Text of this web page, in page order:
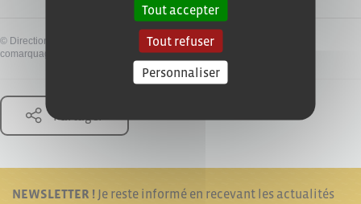
© Direction de l'information légale et administrative
comarquage developpé par
baseo.io
Partager
NEWSLETTER ! Je reste informé en recevant les actualités
Tout accepter
Tout refuser
Personnaliser